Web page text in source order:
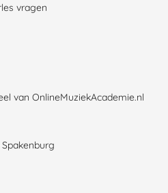
vragen
van OnlineMuziekAcademie.nl